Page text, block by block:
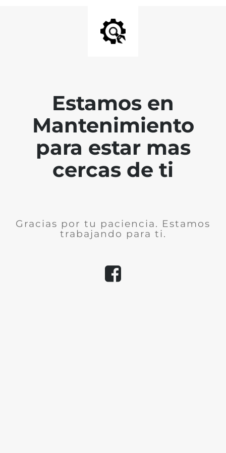
Estamos en
Mantenimiento
para estar mas
cercas de ti
Gracias por tu paciencia. Estamos
trabajando para ti.